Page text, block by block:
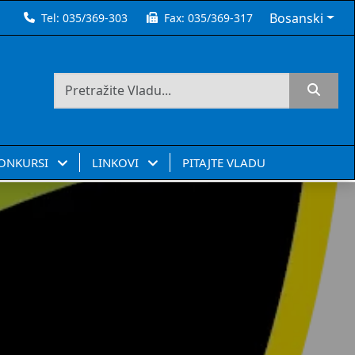
Tel:035/369-303 Fax:035/369-317 Bosanski
LINKOVI PITAJTE VLADU